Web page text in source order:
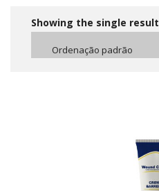
Showing the single result
Ordenação padrão